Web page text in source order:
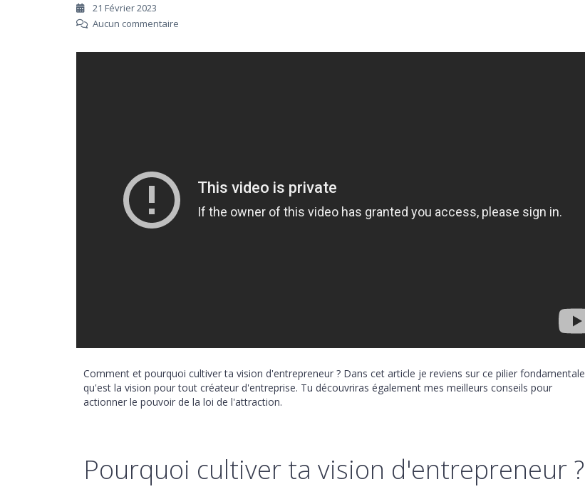
21 Février 2023
Aucun commentaire
Comment et pourquoi cultiver ta vision d'entrepreneur ? Dans cet article je reviens sur ce pilier fondamentale
qu'est la vision pour tout créateur d'entreprise. Tu découvriras également mes meilleurs conseils pour
actionner le pouvoir de la loi de l'attraction.
Pourquoi cultiver ta vision d'entrepreneur ?